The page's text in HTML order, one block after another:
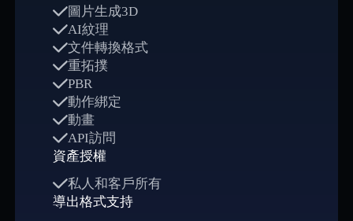
圖片生成3D
AI紋理
文件轉換格式
重拓撲
PBR
動作綁定
動畫
API訪問
資產授權
私人和客戶所有
導出格式支持